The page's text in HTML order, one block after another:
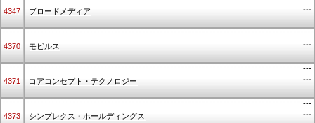
4347 ブロードメディア
---
4370 モビルス
---
---
4371 コアコンセプト・テクノロジー
---
---
4373 シンプレクス・ホールディングス
---
---